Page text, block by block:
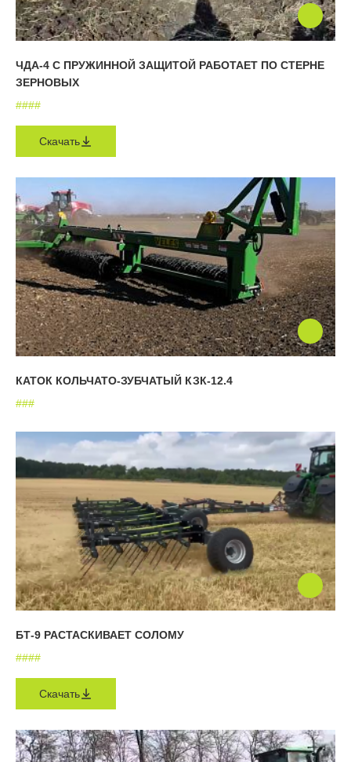
ЧДА-4 С ПРУЖИННОЙ ЗАЩИТОЙ РАБОТАЕТ ПО СТЕРНЕ
ЗЕРНОВЫХ
####
Скачать
КАТОК КОЛЬЧАТО-ЗУБЧАТЫЙ КЗК-12.4
###
БТ-9 РАСТАСКИВАЕТ СОЛОМУ
####
Скачать